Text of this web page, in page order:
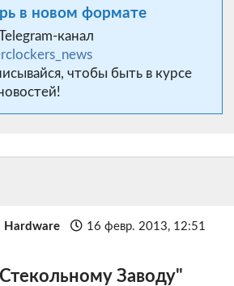
в новом формате
канал
чтобы быть в курсе
Hardware
16 февр. 2013, 12:51
Заводу"